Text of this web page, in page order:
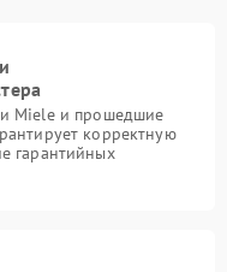
Miele и прошедшие
корректную
гарантийных